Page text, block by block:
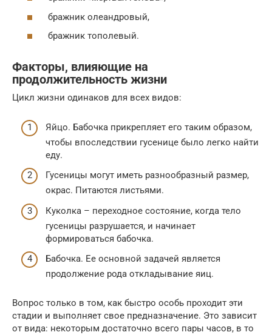
бражник олеандровый,
бражник тополевый.
Факторы, влияющие на
продолжительность жизни
Цикл жизни одинаков для всех видов:
Яйцо. Бабочка прикрепляет его таким образом,
чтобы впоследствии гусенице было легко найти
еду.
Гусеницы могут иметь разнообразный размер,
окрас. Питаются листьями.
Куколка – переходное состояние, когда тело
гусеницы разрушается, и начинает
формироваться бабочка.
Бабочка. Ее основной задачей является
продолжение рода откладывание яиц.
Вопрос только в том, как быстро особь проходит эти
стадии и выполняет свое предназначение. Это зависит
от вида: некоторым достаточно всего пары часов, в то